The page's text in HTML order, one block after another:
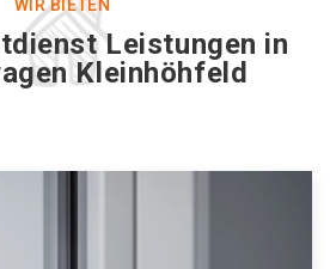
WIR BIETEN
Leistungen in
Kleinhöhfeld